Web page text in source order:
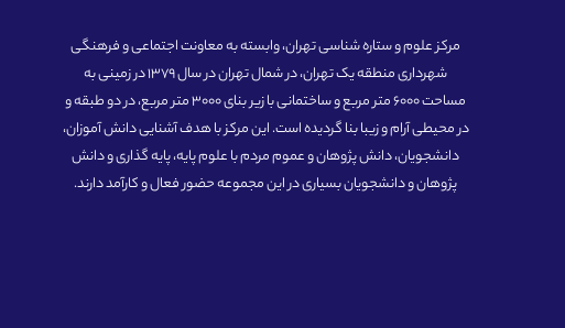
مرکز علوم و ستاره شناسی تهران، وابسته به معاونت اجتماعی و فرهنگی
شهرداری منطقه یک تهران، در شمال تهران در سال 1379 در زمینی به
مساحت 6000 متر مربع و ساختمانی با زیر بنای 3000 متر مربع، در دو طبقه و
در محیطی آرام و زیبا بنا گردیده است. این مرکز با هدف آشنایی دانش آموزان،
دانشجویان، دانش پژوهان و عموم مردم با علوم پایه، پایه گذاری و دانش
پژوهان و دانشجویان بسیاری در این مجموعه حضور فعال و کارآمد دارند.